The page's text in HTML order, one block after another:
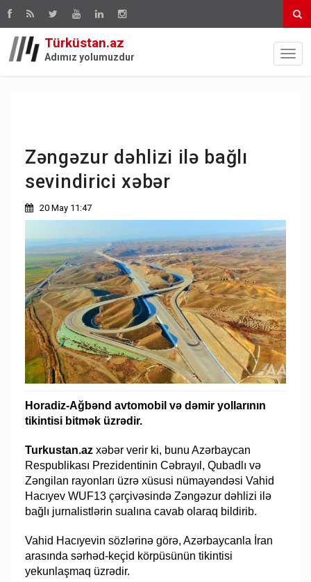
Türküstan.az
Adımız yolumuzdur
Zəngəzur dəhlizi ilə bağlı
sevindirici xəbər
20 May 11:47
Horadiz-Ağbənd avtomobil və dəmir yollarının
tikintisi bitmək üzrədir.
Turkustan.az xəbər verir ki, bunu Azərbaycan
Respublikası Prezidentinin Cəbrayıl, Qubadlı və
Zəngilan rayonları üzrə xüsusi nümayəndəsi Vahid
Hacıyev WUF13 çərçivəsində Zəngəzur dəhlizi ilə
bağlı jurnalistlərin sualına cavab olaraq bildirib.
Vahid Hacıyevin sözlərinə görə, Azərbaycanla İran
arasında sərhəd-keçid körpüsünün tikintisi
yekunlaşmaq üzrədir.